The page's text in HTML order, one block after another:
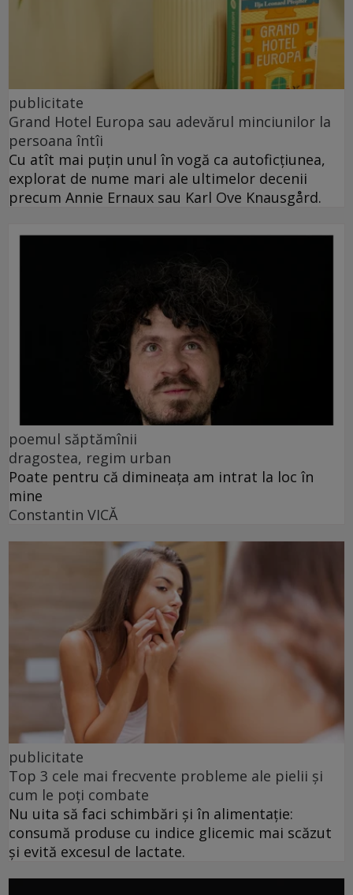
publicitate
Grand Hotel Europa sau adevărul minciunilor la
persoana întîi
Cu atît mai puțin unul în vogă ca autoficțiunea,
explorat de nume mari ale ultimelor decenii
precum Annie Ernaux sau Karl Ove Knausgård.
poemul săptămînii
dragostea, regim urban
Poate pentru că dimineața am intrat la loc în
mine
Constantin VICĂ
publicitate
Top 3 cele mai frecvente probleme ale pielii și
cum le poți combate
Nu uita să faci schimbări și în alimentație:
consumă produse cu indice glicemic mai scăzut
și evită excesul de lactate.